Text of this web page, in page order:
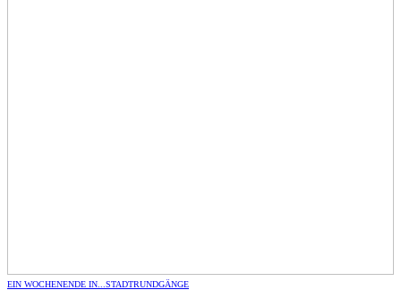
EIN WOCHENENDE IN... STADTRUNDGÄNGE